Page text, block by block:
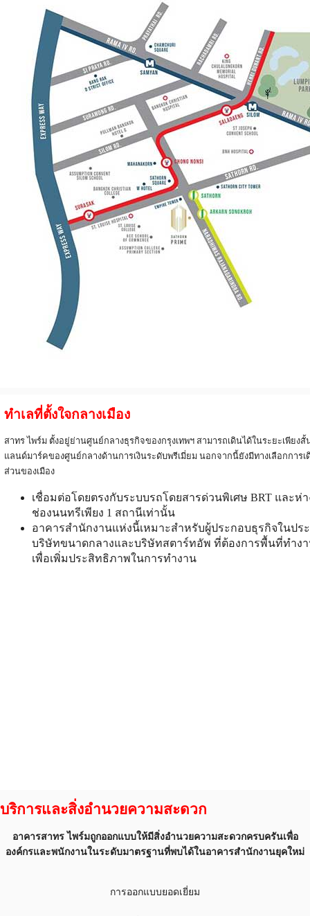
ทำเลที่ตั้งใจกลางเมือง
สาทร ไพร์ม ตั้งอยู่ย่านศูนย์กลางธุรกิจของกรุงเทพฯ สามารถเดินได้ในระยะเพียง
แลนด์มาร์คของศูนย์กลางด้านการเงินระดับพรีเมี่ยม นอกจากนี้ยังมีทางเลือกการ
ส่วนของเมือง
เชื่อมต่อโดยตรงกับระบบรถโดยสารด่วนพิเศษ BRT และห่
ช่องนนทรีเพียง 1 สถานีเท่านั้น
อาคารสำนักงานแห่งนี้เหมาะสำหรับผู้ประกอบธุรกิจในปร
บริษัทขนาดกลางและบริษัทสตาร์ทอัพ ที่ต้องการพื้นที่ทำง
เพื่อเพิ่มประสิทธิภาพในการทำงาน
บริการและสิ่งอำนวยความสะดวก
อาคารสาทร ไพร์มถูกออกแบบให้มีสิ่งอำนวยความสะดวกครบครันเพื่อ
องค์กรและพนักงานในระดับมาตรฐานที่พบได้ในอาคารสำนักงานยุคใหม่
การออกแบบยอดเยี่ยม